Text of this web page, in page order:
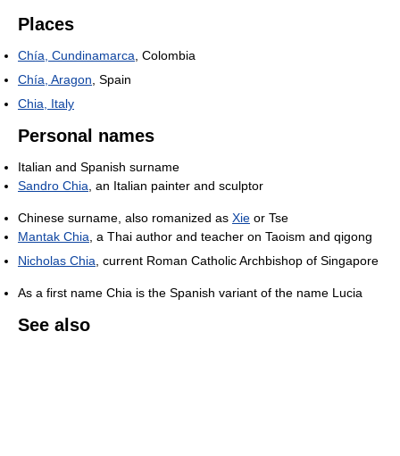
Places
Chía, Cundinamarca , Colombia
Chía, Aragon , Spain
Chia, Italy
Personal names
Italian and Spanish surname
Sandro Chia , an Italian painter and sculptor
Chinese surname, also romanized as Xie or Tse
Mantak Chia , a Thai author and teacher on Taoism and qigong
Nicholas Chia , current Roman Catholic Archbishop of Singapore
As a first name Chia is the Spanish variant of the name Lucia
See also